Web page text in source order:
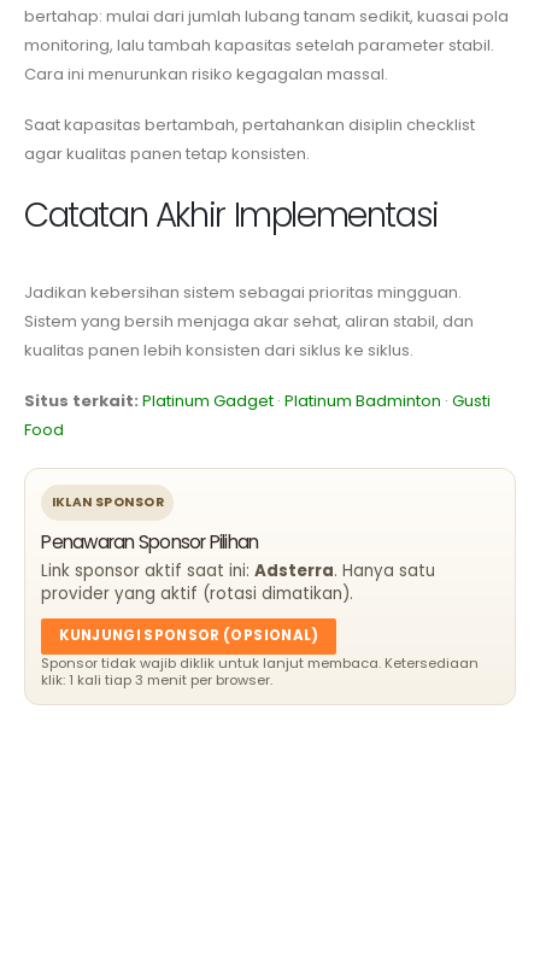
bertahap: mulai dari jumlah lubang tanam sedikit, kuasai pola
monitoring, lalu tambah kapasitas setelah parameter stabil.
Cara ini menurunkan risiko kegagalan massal.
Saat kapasitas bertambah, pertahankan disiplin checklist
agar kualitas panen tetap konsisten.
Catatan Akhir Implementasi
Jadikan kebersihan sistem sebagai prioritas mingguan.
Sistem yang bersih menjaga akar sehat, aliran stabil, dan
kualitas panen lebih konsisten dari siklus ke siklus.
Situs terkait: Platinum Gadget · Platinum Badminton · Gusti
Food
IKLAN SPONSOR
Penawaran Sponsor Pilihan
Link sponsor aktif saat ini:Adsterra. Hanya satu
provider yang aktif (rotasi dimatikan).
KUNJUNGI SPONSOR (OPSIONAL)
Sponsor tidak wajib diklik untuk lanjut membaca. Ketersediaan
klik: 1 kali tiap 3 menit per browser.